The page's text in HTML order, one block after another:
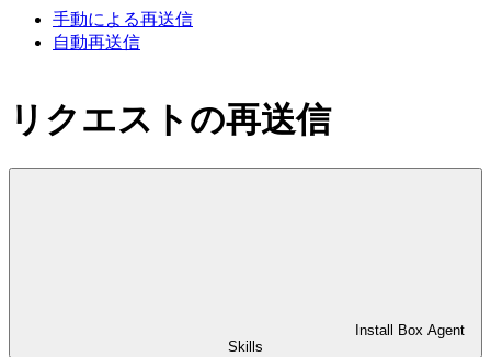
手動による再送信
自動再送信
リクエストの再送信
Install Box Agent
Skills